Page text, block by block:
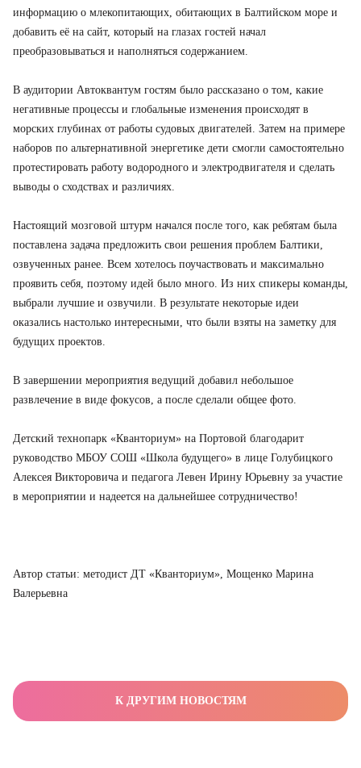
информацию о млекопитающих, обитающих в Балтийском море и
добавить её на сайт, который на глазах гостей начал
преобразовываться и наполняться содержанием.
В аудитории Автоквантум гостям было рассказано о том, какие
негативные процессы и глобальные изменения происходят в
морских глубинах от работы судовых двигателей. Затем на примере
наборов по альтернативной энергетике дети смогли самостоятельно
протестировать работу водородного и электродвигателя и сделать
выводы о сходствах и различиях.
Настоящий мозговой штурм начался после того, как ребятам была
поставлена задача предложить свои решения проблем Балтики,
озвученных ранее. Всем хотелось поучаствовать и максимально
проявить себя, поэтому идей было много. Из них спикеры команды,
выбрали лучшие и озвучили. В результате некоторые идеи
оказались настолько интересными, что были взяты на заметку для
будущих проектов.
В завершении мероприятия ведущий добавил небольшое
развлечение в виде фокусов, а после сделали общее фото.
Детский технопарк «Кванториум» на Портовой благодарит
руководство МБОУ СОШ «Школа будущего» в лице Голубицкого
Алексея Викторовича и педагога Левен Ирину Юрьевну за участие
в мероприятии и надеется на дальнейшее сотрудничество!
Автор статьи: методист ДТ «Кванториум», Мощенко Марина
Валерьевна
К ДРУГИМ НОВОСТЯМ